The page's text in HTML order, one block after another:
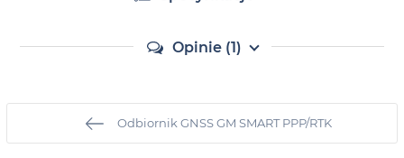
Opinie (1)
Odbiornik GNSS GM SMART PPP/RTK